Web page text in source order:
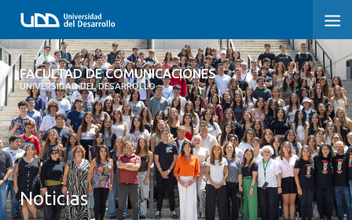
FACULTAD DE COMUNICACIONES
UNIVERSIDAD DEL DESARROLLO
FACULTAD DE COMUNICACIONES
INICIO
SOBRE LA FACULTAD
CARRERAS
POSTGRADOS Y EDUCACIÓN CONTINUA
Noticias